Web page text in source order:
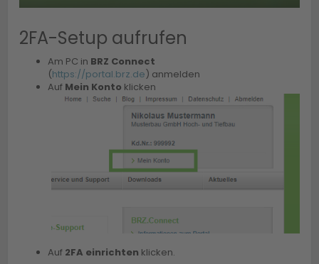
2FA-Setup aufrufen
Am PC in BRZ Connect
(https://portal.brz.de) anmelden
Auf Mein Konto klicken
Auf 2FA einrichten klicken.